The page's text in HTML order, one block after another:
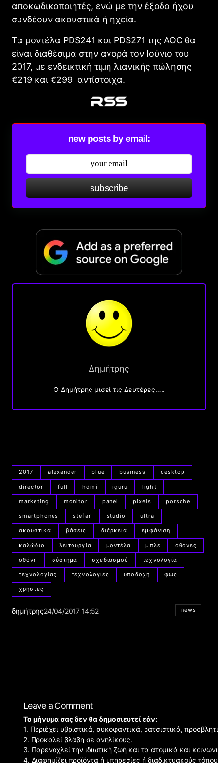
αποκωδικοποιητές, ενώ με την έξοδο ήχου
συνδέουν ακουστικά ή ηχεία.
Τα μοντέλα PDS241 και PDS271 της AOC θα
είναι διαθέσιμα στην αγορά τον Ιούνιο του
2017, με ενδεικτική τιμή λιανικής πώλησης
€219 και €299 αντίστοιχα.
new posts by email:
subscribe
Δημήτρης
O Δημήτρης μισεί τις Δευτέρες…..
2017 alexander blue business desktop
director full hdmi iguru light
marketing monitor panel pixels porsche
smartphones stefan studio ultra
ακουστικά βάσεις διάρκεια εμφάνιση
καλώδιο λειτουργία μοντέλα μπλε οθόνες
οθόνη σύστημα σχεδιασμού τεχνολογία
τεχνολογίας τεχνολογίες υποδοχή φως
χρήστες
δημήτρης24/04/2017 14:52 news
Leave a Comment
Το μήνυμα σας δεν θα δημοσιευτεί εάν:
1. Περιέχει υβριστικά, συκοφαντικά, ρατσιστικά,
2. Προκαλεί βλάβη σε ανηλίκους.
3. Παρενοχλεί την ιδιωτική ζωή και τα ατομικά και
4. Διαφημίζει προϊόντα ή υπηρεσίες ή διαδικτυακούς